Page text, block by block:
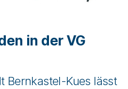
in der VG
Bernkastel-Kues lässt